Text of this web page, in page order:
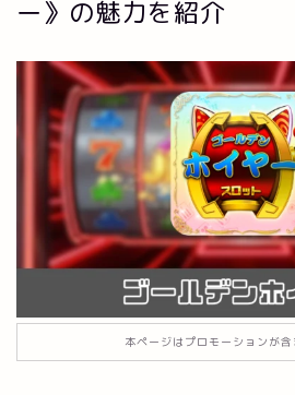
ー》の魅力を紹介
本ページはプロモーションが